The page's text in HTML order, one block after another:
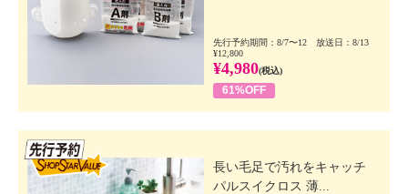
先行予約期間：8/7〜12 放送日：8/13
¥12,800
¥4,980(税込)
61%OFF
長い毛足で汚れをキャッチ
パルスイクロス 薄...